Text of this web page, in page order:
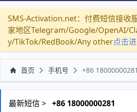
SMS-Activation.net：付费短信接收
家地区Telegram/Google/OpenAI/
y/TikTok/RedBook/Any other点击
首页 手机号 +86 18000000281
最新短信 > +86 18000000281